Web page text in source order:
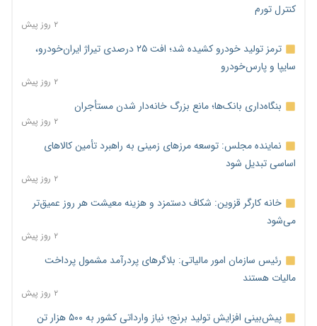
کنترل تورم
۲ روز پیش
ترمز تولید خودرو کشیده شد؛ افت ۲۵ درصدی تیراژ ایران‌خودرو،
سایپا و پارس‌خودرو
۲ روز پیش
بنگاه‌داری بانک‌ها؛ مانع بزرگ خانه‌دار شدن مستأجران
۲ روز پیش
نماینده مجلس: توسعه مرزهای زمینی به راهبرد تأمین کالاهای
اساسی تبدیل شود
۲ روز پیش
خانه کارگر قزوین: شکاف دستمزد و هزینه معیشت هر روز عمیق‌تر
می‌شود
۲ روز پیش
رئیس سازمان امور مالیاتی: بلاگرهای پردرآمد مشمول پرداخت
مالیات هستند
۲ روز پیش
پیش‌بینی افزایش تولید برنج؛ نیاز وارداتی کشور به ۵۰۰ هزار تن